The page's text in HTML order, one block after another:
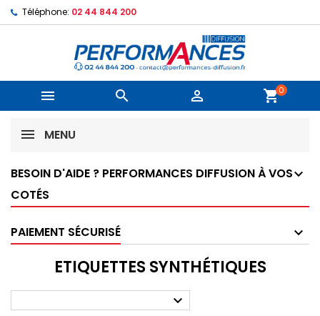
Téléphone: 02 44 844 200
   shopping_cart0
MENU
BESOIN D'AIDE ? PERFORMANCES DIFFUSION À VOS
COTÉS
PAIEMENT SÉCURISÉ
ETIQUETTES SYNTHÉTIQUES
